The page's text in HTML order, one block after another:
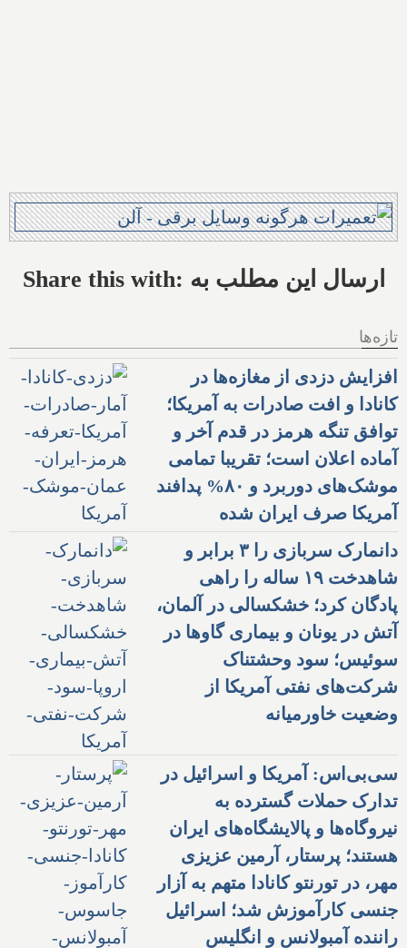
Share this with: ارسال این مطلب به
تازه‌ها
افزایش دزدی از مغازه‌ها در
کانادا و افت صادرات به آمریکا؛
توافق تنگه هرمز در قدم آخر و
آماده اعلان است؛ تقریبا تمامی
موشک‌های دوربرد و ۸۰% پدافند
آمریکا صرف ایران شده
دانمارک سربازی را ۳ برابر و
شاهدخت ۱۹ ساله را راهی
پادگان کرد؛ خشکسالی در آلمان،
آتش در یونان و بیماری گاوها در
سوئیس؛ سود وحشتناک
شرکت‌های نفتی آمریکا از
وضعیت خاورمیانه
سی‌بی‌اس: آمریکا و اسرائیل در
تدارک حملات گسترده به
نیروگاه‌ها و پالایشگاه‌های ایران
هستند؛ پرستار، آرمین عزیزی
مهر، در تورنتو کانادا متهم به آزار
جنسی کارآموزش شد؛ اسرائیل
راننده آمبولانس و انگلیس